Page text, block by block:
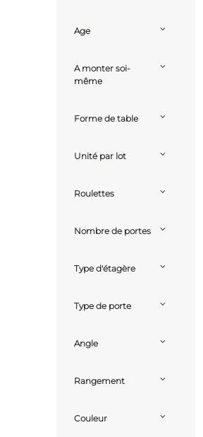
Age
A monter soi-
même
Forme de table
Unité par lot
Roulettes
Nombre de portes
Type d'étagère
Type de porte
Angle
Rangement
Couleur